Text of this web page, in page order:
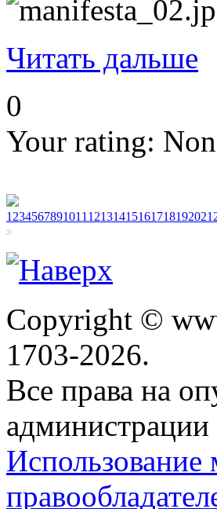
Читать дальше
0
Your rating:
1 234567891011 12131415161718192021
Copyright ©
1703-2026.
Все права на
администрации
Использование